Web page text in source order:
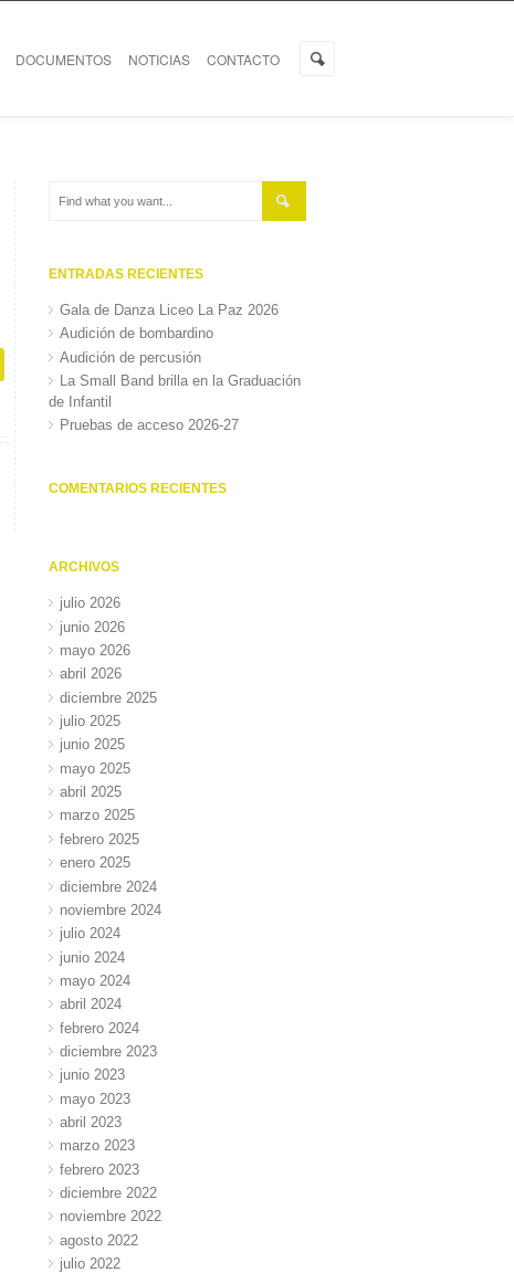
DOCUMENTOS NOTICIAS CONTACTO
ENTRADAS RECIENTES
Gala de Danza Liceo La Paz 2026
Audición de bombardino
Audición de percusión
La Small Band brilla en la Graduación
de Infantil
Pruebas de acceso 2026-27
COMENTARIOS RECIENTES
ARCHIVOS
julio 2026
junio 2026
mayo 2026
abril 2026
diciembre 2025
julio 2025
junio 2025
mayo 2025
abril 2025
marzo 2025
febrero 2025
enero 2025
diciembre 2024
noviembre 2024
julio 2024
junio 2024
mayo 2024
abril 2024
febrero 2024
diciembre 2023
junio 2023
mayo 2023
abril 2023
marzo 2023
febrero 2023
diciembre 2022
noviembre 2022
agosto 2022
julio 2022